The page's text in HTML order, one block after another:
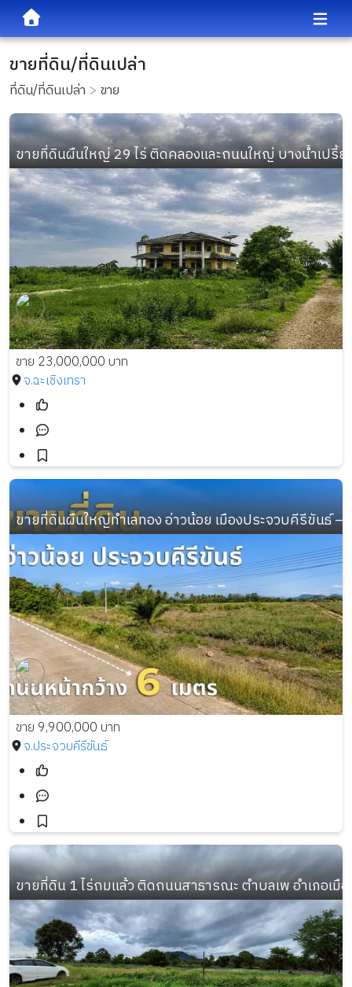
ขายที่ดิน/ที่ดินเปล่า
ที่ดิน/ที่ดินเปล่า ขาย
ขายที่ดินผืนใหญ่ 29 ไร่ ติดคลองและถนนใหญ่ บางน้ำเปรี้ย
ขาย 23,000,000 บาท
จ.ฉะเชิงเทรา
ขายที่ดินผืนใหญ่ทำเลทอง อ่าวน้อย เมืองประจวบคีรีขันธ์ –
ขาย 9,900,000 บาท
จ.ประจวบคีรีขันธ์
ขายที่ดิน 1 ไร่ถมแล้ว ติดถนนสาธารณะ ตำบลเพ อำเภอเมือ